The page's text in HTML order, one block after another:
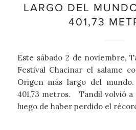
LARGO DEL
401,73
Este sábado 2 de noviembre,
Festival Chacinar el salame
Origen más largo del
401,73 metros. Tandil volvió a
luego de haber perdido el